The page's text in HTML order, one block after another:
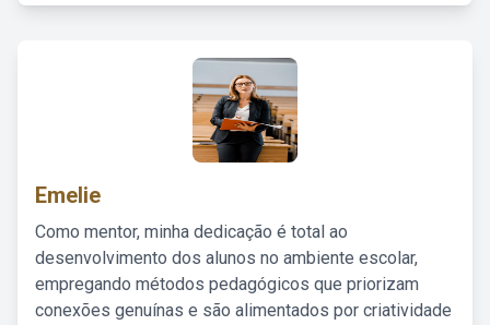
Emelie
Como mentor, minha dedicação é total ao
desenvolvimento dos alunos no ambiente escolar,
empregando métodos pedagógicos que priorizam
conexões genuínas e são alimentados por criatividade